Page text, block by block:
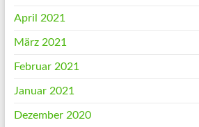
April 2021
März 2021
Februar 2021
Januar 2021
Dezember 2020